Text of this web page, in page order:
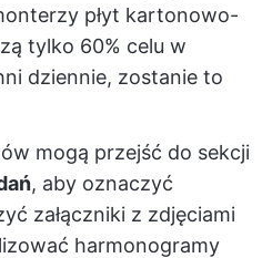
płyt kartonowo-
tylko 60% celu w
dziennie, zostanie to
mogą przejść do sekcji
, aby oznaczyć
załączniki z zdjęciami
harmonogramy